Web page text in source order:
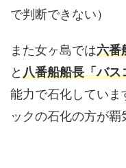
で判断できない）
また女ヶ島では六番
と八番船船長「バス
能力で石化していま
ックの石化の方が覇